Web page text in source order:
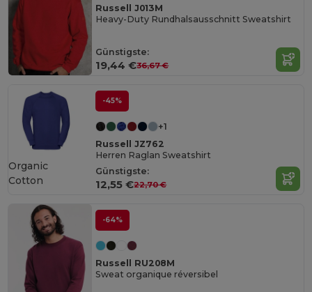
Russell J013M
Heavy-Duty Rundhalsausschnitt Sweatshirt
Günstigste:
19,44 €36,67 €
-45%
+1
Russell JZ762
Herren Raglan Sweatshirt
Günstigste:
12,55 €22,70 €
Organic
Cotton
-64%
Russell RU208M
Sweat organique réversibel